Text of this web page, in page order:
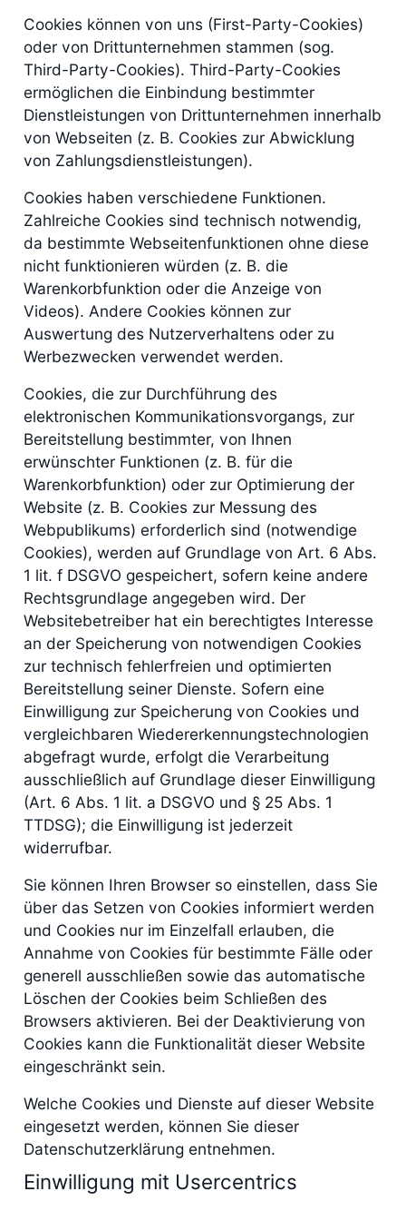
Cookies können von uns (First-Party-Cookies)
oder von Drittunternehmen stammen (sog.
Third-Party-Cookies). Third-Party-Cookies
ermöglichen die Einbindung bestimmter
Dienstleistungen von Drittunternehmen innerhalb
von Webseiten (z. B. Cookies zur Abwicklung
von Zahlungsdienstleistungen).
Cookies haben verschiedene Funktionen.
Zahlreiche Cookies sind technisch notwendig,
da bestimmte Webseitenfunktionen ohne diese
nicht funktionieren würden (z. B. die
Warenkorbfunktion oder die Anzeige von
Videos). Andere Cookies können zur
Auswertung des Nutzerverhaltens oder zu
Werbezwecken verwendet werden.
Cookies, die zur Durchführung des
elektronischen Kommunikationsvorgangs, zur
Bereitstellung bestimmter, von Ihnen
erwünschter Funktionen (z. B. für die
Warenkorbfunktion) oder zur Optimierung der
Website (z. B. Cookies zur Messung des
Webpublikums) erforderlich sind (notwendige
Cookies), werden auf Grundlage von Art. 6 Abs.
1 lit. f DSGVO gespeichert, sofern keine andere
Rechtsgrundlage angegeben wird. Der
Websitebetreiber hat ein berechtigtes Interesse
an der Speicherung von notwendigen Cookies
zur technisch fehlerfreien und optimierten
Bereitstellung seiner Dienste. Sofern eine
Einwilligung zur Speicherung von Cookies und
vergleichbaren Wiedererkennungstechnologien
abgefragt wurde, erfolgt die Verarbeitung
ausschließlich auf Grundlage dieser Einwilligung
(Art. 6 Abs. 1 lit. a DSGVO und § 25 Abs. 1
TTDSG); die Einwilligung ist jederzeit
widerrufbar.
Sie können Ihren Browser so einstellen, dass Sie
über das Setzen von Cookies informiert werden
und Cookies nur im Einzelfall erlauben, die
Annahme von Cookies für bestimmte Fälle oder
generell ausschließen sowie das automatische
Löschen der Cookies beim Schließen des
Browsers aktivieren. Bei der Deaktivierung von
Cookies kann die Funktionalität dieser Website
eingeschränkt sein.
Welche Cookies und Dienste auf dieser Website
eingesetzt werden, können Sie dieser
Datenschutzerklärung entnehmen.
Einwilligung mit Usercentrics